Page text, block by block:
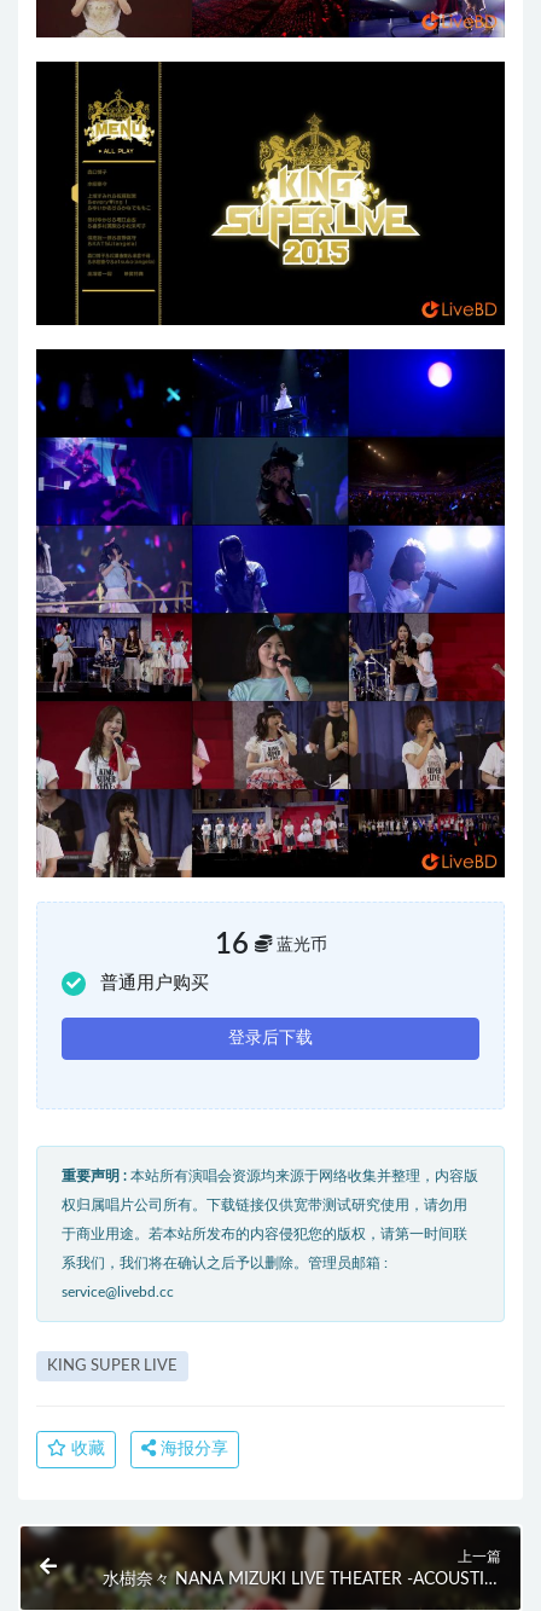
16 蓝光币
普通用户购买
登录后下载
重要声明 : 本站所有演唱会资源均来源于网络收集并整理，内容版
权归属唱片公司所有。下载链接仅供宽带测试研究使用，请勿用
于商业用途。若本站所发布的内容侵犯您的版权，请第一时间联
系我们，我们将在确认之后予以删除。管理员邮箱 :
service@livebd.cc
KING SUPER LIVE
收藏 海报分享
上一篇
水樹奈々 NANA MIZUKI LIVE THEATER -ACOUSTIC-
(2BD) (2015) BD蓝光原盘 82.2G